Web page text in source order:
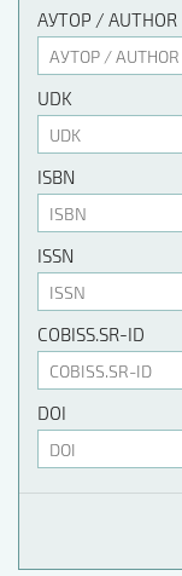
АУТОР / AUTHOR
UDK
ISBN
ISSN
COBISS.SR-ID
DOI